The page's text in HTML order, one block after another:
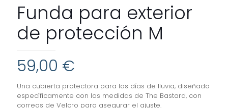
Funda para exterior
de protección M
59,00 €
Una cubierta protectora para los días de lluvia, diseñada
específicamente con las medidas de The Bastard, con
correas de Velcro para asegurar el ajuste.